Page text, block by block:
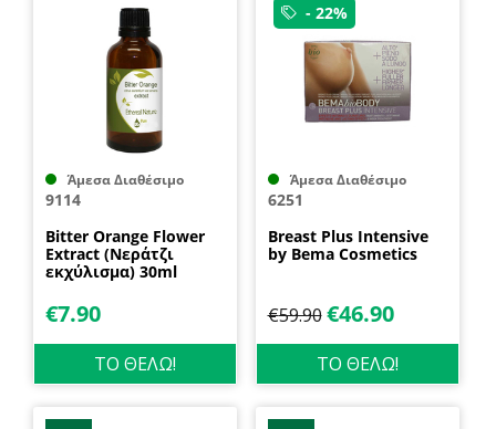
Άμεσα Διαθέσιμο
9114
Bitter Orange Flower
Extract (Νεράτζι
εκχύλισμα) 30ml
€7.90
ΤΟ ΘΕΛΩ!
- 22%
Άμεσα Διαθέσιμο
6251
Breast Plus Intensive
by Bema Cosmetics
€59.90 €46.90
ΤΟ ΘΕΛΩ!